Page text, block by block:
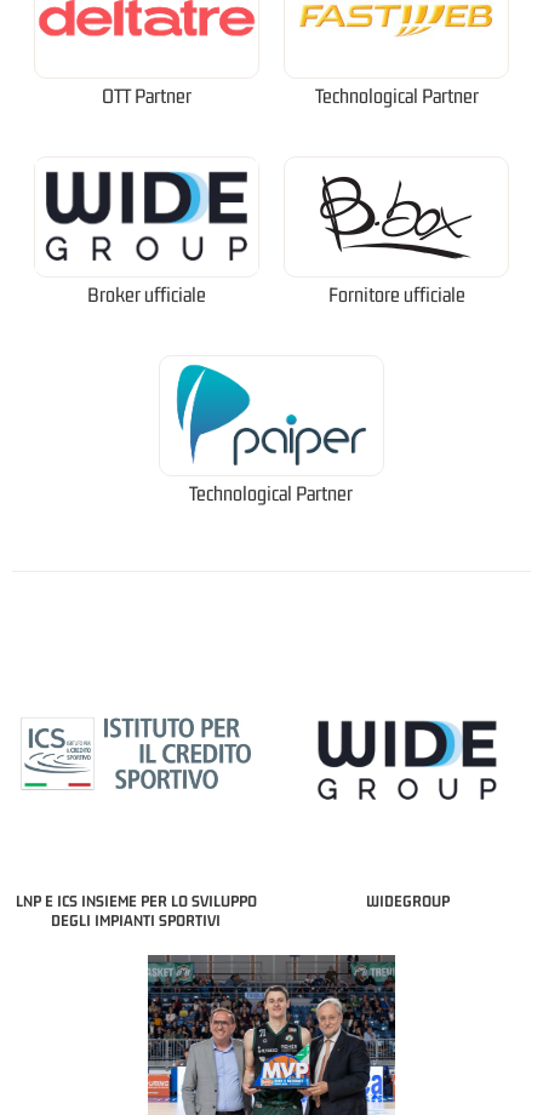
OTT Partner Technological Partner
Broker ufficiale Fornitore ufficiale
Technological Partner
LNP E ICS INSIEME PER LO SVILUPPO
DEGLI IMPIANTI SPORTIVI
WIDEGROUP